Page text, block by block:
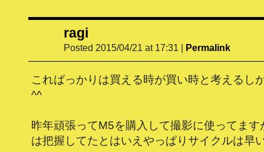
ragi
Posted 2015/04/21 at 17:31 | Permalink
こればっかりは買える時が買い時と考えるし
^^
昨年頑張ってM5を購入して撮影に使ってます
は把握してたとはいえやっぱりサイクルは早